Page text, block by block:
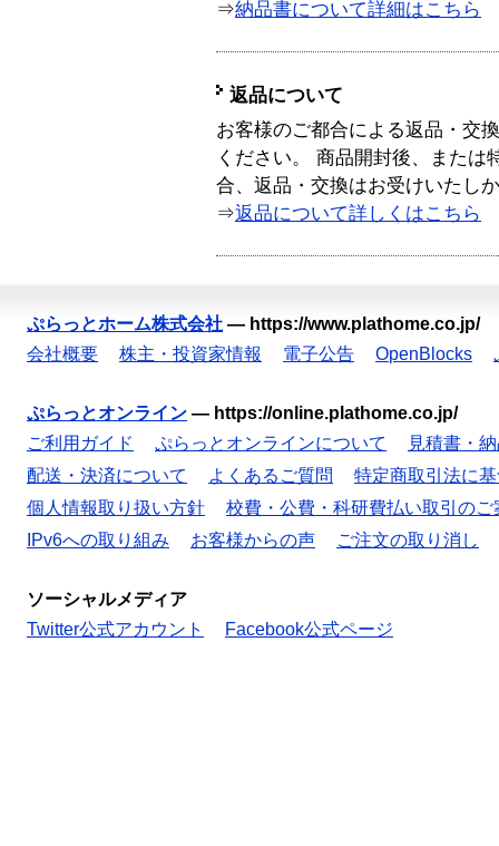
⇒納品書について詳細はこちら
返品について
お客様のご都合による返品・交
ください。 商品開封後、または
合、返品・交換はお受けいたし
⇒返品について詳しくはこちら
ぷらっとホーム株式会社 — https://www.plathome.co.jp/
会社概要
株主・投資家情報 電子公告 OpenBlocks
ぷらっとオンライン — https://online.plathome.co.jp/
ご利用ガイド
ぷらっとオンラインについて
見積書・
配送・決済について
よくあるご質問
特定商取引法に
個人情報取り扱い方針
校費・公費・科研費払い取引のご
IPv6への取り組み
お客様からの声 ご注文の取り消し
ソーシャルメディア
Twitter公式アカウント
Facebook公式ページ